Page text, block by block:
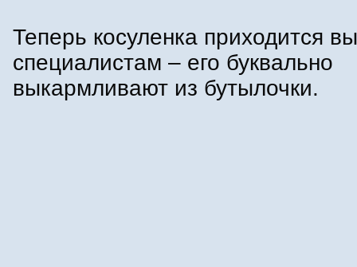
Теперь косуленка приходится
специалистам – его буквально
выкармливают из бутылочки.